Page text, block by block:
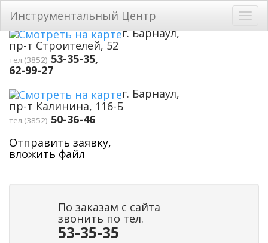
Инструментальный Центр
г. Барнаул,
пр-т Строителей, 52
тел.(3852) 53-35-35,
62-99-27
г. Барнаул,
пр-т Калинина, 116-Б
тел.(3852) 50-36-46
Отправить заявку,
вложить файл
По заказам с сайта
звонить по тел.
53-35-35